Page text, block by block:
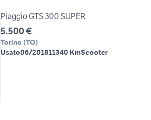
Piaggio GTS 300 SUPER
5.500 €
Torino (TO)
Usato06/201811340 KmScooter